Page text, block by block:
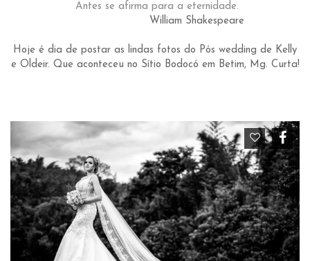
Antes se afirma para a eternidade.
William Shakespeare
Hoje é dia de postar as lindas fotos do Pós wedding de Kelly
e Oldeir. Que aconteceu no Sítio Bodocó em Betim, Mg. Curta!